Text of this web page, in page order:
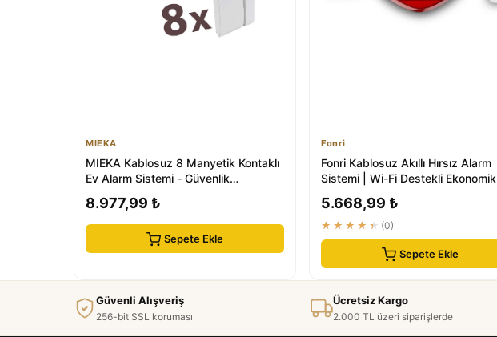
MIEKA
MIEKA Kablosuz 8 Manyetik Kontaklı
Ev Alarm Sistemi - Güvenlik
8.977,99 ₺
Sepete Ekle
Fonri
Fonri Kablosuz Akıllı Hırsız Alarm
Sistemi | Wi-Fi Destekli Ekonomik
5.668,99 ₺
★★★★★ (0)
Sepete Ekle
Güvenli Alışveriş
256-bit SSL koruması
Ücretsiz Kargo
2.000 TL üzeri siparişlerde